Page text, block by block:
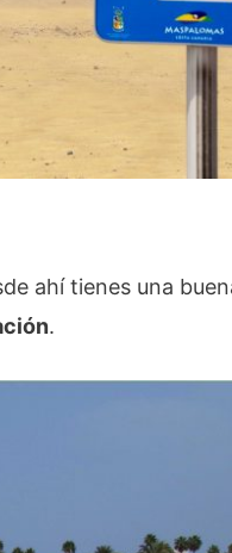
ahí tienes una
.